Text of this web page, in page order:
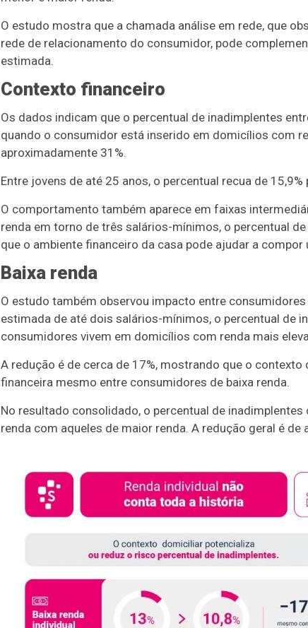
O estudo mostra que a chamada análise em rede, que
rede de relacionamento do consumidor, pode
estimada.
Contexto financeiro
Os dados indicam que o percentual de inadimplentes
quando o consumidor está inserido em domicílios com
aproximadamente 31%.
Entre jovens de até 25 anos, o percentual recua de
O comportamento também aparece em faixas
renda em torno de três salários-mínimos, o percentual
que o ambiente financeiro da casa pode ajudar a
Baixa renda
O estudo também observou impacto entre
estimada de até dois salários-mínimos, o percentual de
consumidores vivem em domicílios com renda mais
A redução é de cerca de 17%, mostrando que o
financeira mesmo entre consumidores de baixa renda.
No resultado consolidado, o percentual de
renda com aqueles de maior renda. A redução geral é de